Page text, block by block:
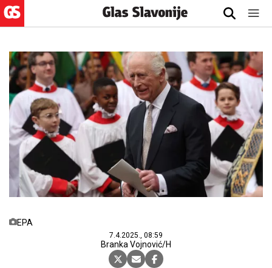
EPA
7.4.2025., 08:59
Branka Vojnović/H